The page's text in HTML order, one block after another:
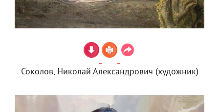
Соколов, Николай Александрович (художник)